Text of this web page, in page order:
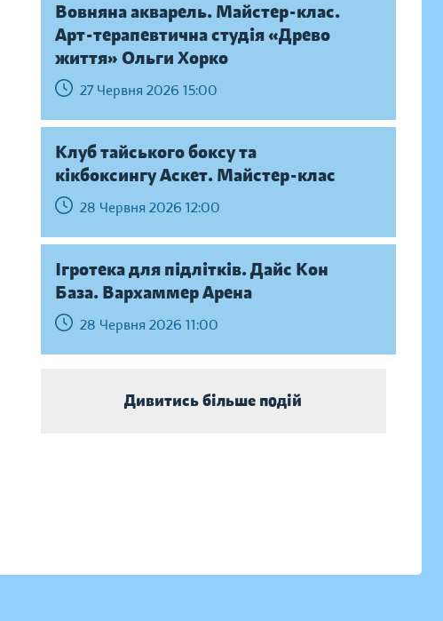
Вовняна акварель. Майстер-клас.
Арт-терапевтична студія «Древо
життя» Ольги Хорко
27 Червня 2026 15:00
Клуб тайського боксу та
кікбоксингу Аскет. Майстер-клас
28 Червня 2026 12:00
Ігротека для підлітків. Дайс Кон
База. Вархаммер Арена
28 Червня 2026 11:00
Дивитись більше подій